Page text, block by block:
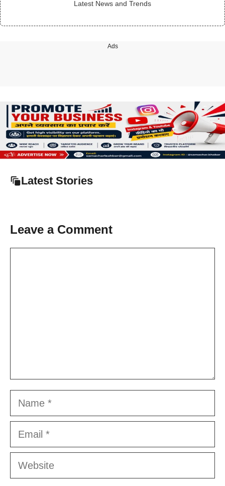
Latest News and Trends
Ads
Latest Stories
Leave a Comment
Name
Email
Website